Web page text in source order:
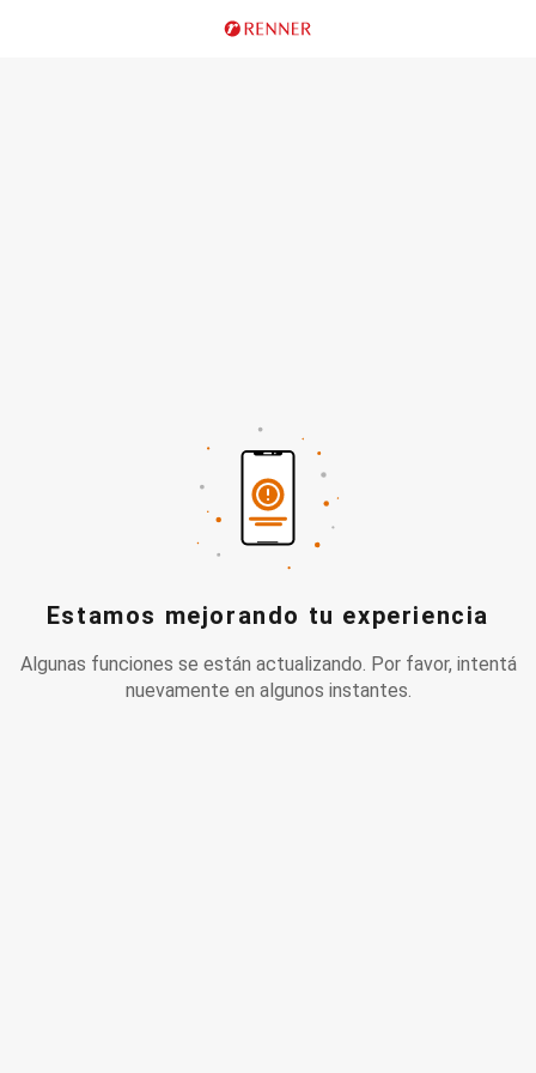
Estamos mejorando tu experiencia
Algunas funciones se están actualizando. Por favor, intentá
nuevamente en algunos instantes.